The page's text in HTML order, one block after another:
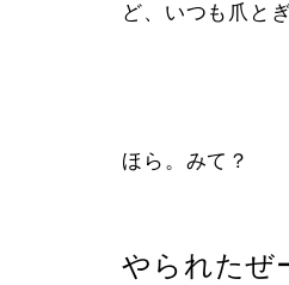
ど、いつも爪と
ほら。みて？
やられたぜ